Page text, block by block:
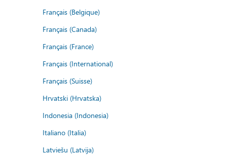
Français (Belgique)
Français (Canada)
Français (France)
Français (International)
Français (Suisse)
Hrvatski (Hrvatska)
Indonesia (Indonesia)
Italiano (Italia)
Latviešu (Latvija)